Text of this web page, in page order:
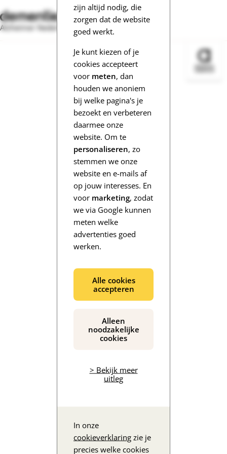
zijn altijd nodig, die
zorgen dat de website
goed werkt.
Je kunt kiezen of je
cookies accepteert
voor meten, dan
houden we anoniem
bij welke pagina's je
bezoekt en verbeteren
daarmee onze
website. Om te
personaliseren, zo
stemmen we onze
website en e-mails af
op jouw interesses. En
voor marketing, zodat
we via Google kunnen
meten welke
advertenties goed
werken.
Alle cookies
accepteren
Alleen
noodzakelijke
cookies
> Bekijk meer
uitleg
In onze
cookieverklaring zie je
precies welke cookies
Alzheimer Nederland
De inhoud wordt geladen...